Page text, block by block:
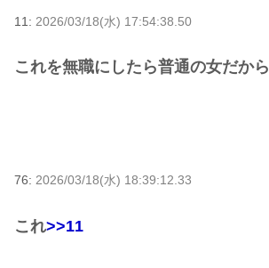
11: 2026/03/18(水) 17:54:38.50
これを無職にしたら普通の女だから
76: 2026/03/18(水) 18:39:12.33
これ>>11